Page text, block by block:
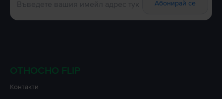
Абонирай се
ОТНОСНО FLIP
Контакти